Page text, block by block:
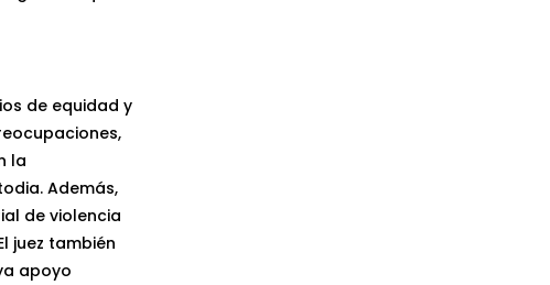
de equidad y
la
Además,
de violencia
juez también
apoyo